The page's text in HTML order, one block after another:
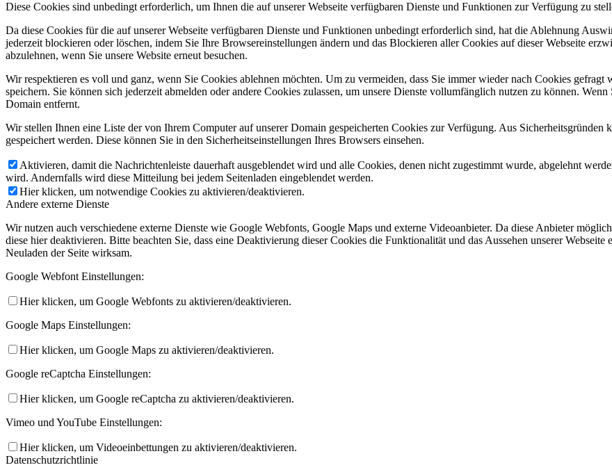
Diese Cookies sind unbedingt erforderlich, um Ihnen die auf unserer Webseite verfügbaren Dienste und Funktionen zur Verfügung zu
Da diese Cookies für die auf unserer Webseite verfügbaren Dienste und Funktionen unbedingt erforderlich sind, hat die Ablehnung
jederzeit blockieren oder löschen, indem Sie Ihre Browsereinstellungen ändern und das Blockieren aller Cookies auf dieser Webseite
abzulehnen, wenn Sie unsere Website erneut besuchen.
Wir respektieren es voll und ganz, wenn Sie Cookies ablehnen möchten. Um zu vermeiden, dass Sie immer wieder nach Cookies
speichern. Sie können sich jederzeit abmelden oder andere Cookies zulassen, um unsere Dienste vollumfänglich nutzen zu können.
Domain entfernt.
Wir stellen Ihnen eine Liste der von Ihrem Computer auf unserer Domain gespeicherten Cookies zur Verfügung. Aus
gespeichert werden. Diese können Sie in den Sicherheitseinstellungen Ihres Browsers einsehen.
Aktivieren, damit die Nachrichtenleiste dauerhaft ausgeblendet wird und alle Cookies, denen nicht zugestimmt wurde, abgelehnt
wird. Andernfalls wird diese Mitteilung bei jedem Seitenladen eingeblendet werden.
Hier klicken, um notwendige Cookies zu aktivieren/deaktivieren.
Andere externe Dienste
Wir nutzen auch verschiedene externe Dienste wie Google Webfonts, Google Maps und externe Videoanbieter. Da diese Anbieter
diese hier deaktivieren. Bitte beachten Sie, dass eine Deaktivierung dieser Cookies die Funktionalität und das Aussehen unserer
Neuladen der Seite wirksam.
Google Webfont Einstellungen:
Hier klicken, um Google Webfonts zu aktivieren/deaktivieren.
Google Maps Einstellungen:
Hier klicken, um Google Maps zu aktivieren/deaktivieren.
Google reCaptcha Einstellungen:
Hier klicken, um Google reCaptcha zu aktivieren/deaktivieren.
Vimeo und YouTube Einstellungen:
Hier klicken, um Videoeinbettungen zu aktivieren/deaktivieren.
Datenschutzrichtlinie